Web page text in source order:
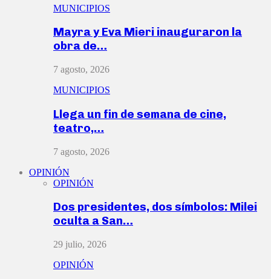
MUNICIPIOS
Mayra y Eva Mieri inauguraron la
obra de…
7 agosto, 2026
MUNICIPIOS
Llega un fin de semana de cine,
teatro,…
7 agosto, 2026
OPINIÓN
OPINIÓN
Dos presidentes, dos símbolos: Milei
oculta a San…
29 julio, 2026
OPINIÓN